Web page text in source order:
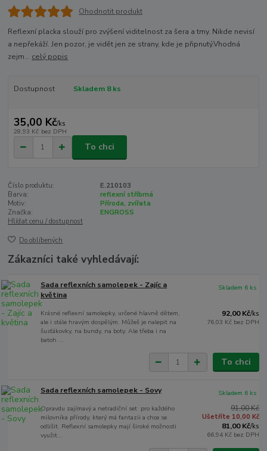
Ohodnotit produkt
Reflexní placka slouží pro zvýšení viditelnost za šera a tmy. Nikde nevisí
a nepřekáží. Jen pozor, je vidět jen ze strany, kde je připnutý.Vhodná
zejm... celý popis
Dostupnost Skladem 8 ks
35,00 Kč/ks
28,93 Kč bez DPH
To chci
Číslo produktu:
E.210103
Barva:
reflexní stříbrná
Motiv:
Příroda, zvířata
Značka:
ENGROSS
Hlídat cenu / dostupnost
Do oblíbených
Zákazníci také vyhledávají:
Sada reflexních samolepek - Zajíc a
květina
Krásné reflexní samolepky, určené hlavně dětem,
ale i stále hravým dospělým. Můžeš je nalepit na
šusťákovky, na bundy, na boty. Ale třeba i na
batoh ...
92,00 Kč/ks
76,03 Kč bez DPH
Skladem 6 ks
To chci
Sada reflexních samolepek - Sovy
Opravdu zajímavý a netradiční set pro každého
milovníka přírody, který má fantazii a chce se
odlišit. Reflexní samolepky mají široké možnosti
využit...
91,00 Kč
Ušetříte 10,00 Kč
81,00 Kč/ks
66,94 Kč bez DPH
Skladem 6 ks